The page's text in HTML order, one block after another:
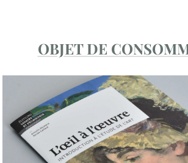
OBJET DE